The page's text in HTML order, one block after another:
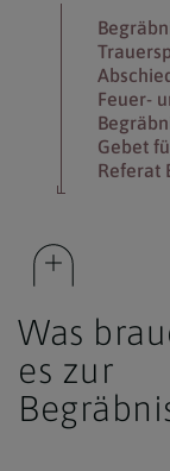
Feuer-
Gebet
Referat
Was
es zur